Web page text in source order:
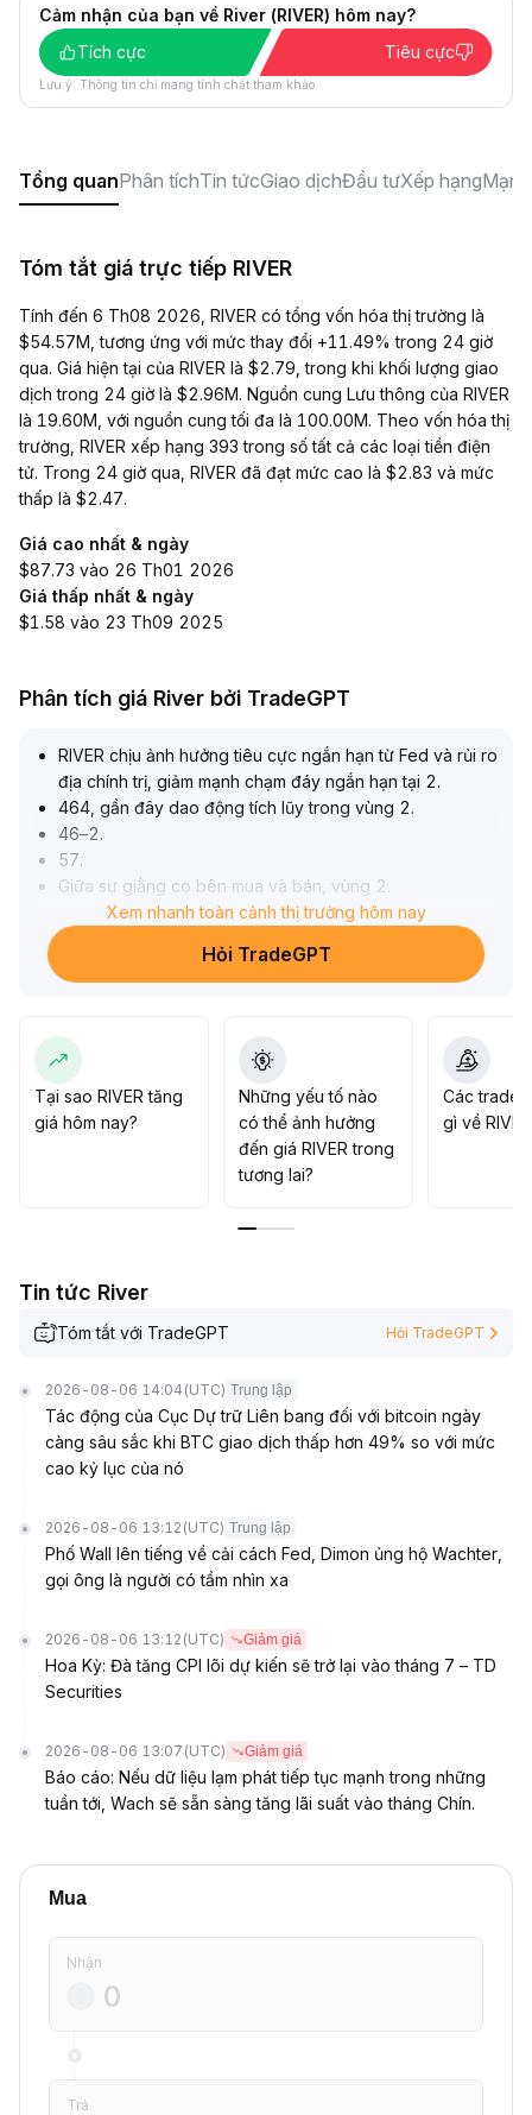
Cảm nhận của bạn về River (RIVER) hôm nay?
Tích cực
Tiêu cực
Lưu ý: Thông tin chỉ mang tính chất tham khảo.
Tổng quanPhân tíchTin tứcGiao dịchĐầu tưXếp hạng
Tóm tắt giá trực tiếp RIVER
Tính đến 6 Th08 2026, RIVER có tổng vốn hóa thị trường là
$54.57M, tương ứng với mức thay đổi +11.49% trong 24 giờ
qua. Giá hiện tại của RIVER là $2.79, trong khi khối lượng giao
dịch trong 24 giờ là $2.96M. Nguồn cung Lưu thông của RIVER
là 19.60M, với nguồn cung tối đa là 100.00M. Theo vốn hóa thị
trường, RIVER xếp hạng 393 trong số tất cả các loại tiền điện
tử. Trong 24 giờ qua, RIVER đã đạt mức cao là $2.83 và mức
thấp là $2.47.
Giá cao nhất & ngày
$87.73 vào 26 Th01 2026
Giá thấp nhất & ngày
$1.58 vào 23 Th09 2025
Phân tích giá River bởi TradeGPT
RIVER chịu ảnh hưởng tiêu cực ngắn hạn từ Fed và rủi ro
địa chính trị, giảm mạnh chạm đáy ngắn hạn tại 2.
464, gần đây dao động tích lũy trong vùng 2.
46–2.
57.
Giữa sự giằng co bên mua và bán, vùng 2
48 là hỗ trợ quan trọng, 2
57 là kháng cự chính.
57 kèm khối lượng tăng thì mục tiêu tăng lên 2
80, ngược lại nếu thủng 2.
46 sẽ kiểm tra vùng 2
35.
Chiến lược tổng thể: Giao dịch trong biên độ, mua ở giá
thấp, mua thêm khi phá vỡ kháng cự, cắt lỗ nếu giảm
Xem nhanh toàn cảnh thị trường hôm nay
Hỏi TradeGPT
Tại sao RIVER tăng
giá hôm nay?
Những yếu tố nào
có thể ảnh hưởng
đến giá RIVER trong
tương lai?
Các trader
gì về
Tin tức River
Tóm tắt với TradeGPT Hỏi TradeGPT
2026-08-06 14:04 (UTC) Trung lập
Tác động của Cục Dự trữ Liên bang đối với bitcoin ngày
càng sâu sắc khi BTC giao dịch thấp hơn 49% so với mức
cao kỷ lục của nó
2026-08-06 13:12 (UTC) Trung lập
Phố Wall lên tiếng về cải cách Fed, Dimon ủng hộ Wachter,
gọi ông là người có tầm nhìn xa
2026-08-06 13:12 (UTC) Giảm giá
Hoa Kỳ: Đà tăng CPI lõi dự kiến sẽ trở lại vào tháng 7 – TD
Securities
2026-08-06 13:07 (UTC) Giảm giá
Báo cáo: Nếu dữ liệu lạm phát tiếp tục mạnh trong những
tuần tới, Wach sẽ sẵn sàng tăng lãi suất vào tháng Chín.
Mua
Nhận
Trả